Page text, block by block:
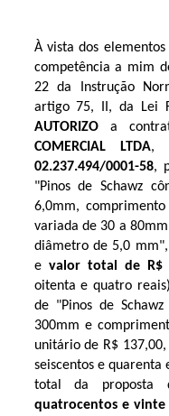
À vista dos
competência a mim
22 da Instrução
artigo 75, II, da Lei
AUTORIZO a
COMERCIAL LTDA,
02.237.494/0001-58,
"Pinos de Schawz
6,0mm,
variada de 30 a
diâmetro de 5,0
e valor total de
oitenta e quatro
de "Pinos de
300mm e
unitário de R$
seiscentos e
total da proposta
quatrocentos e